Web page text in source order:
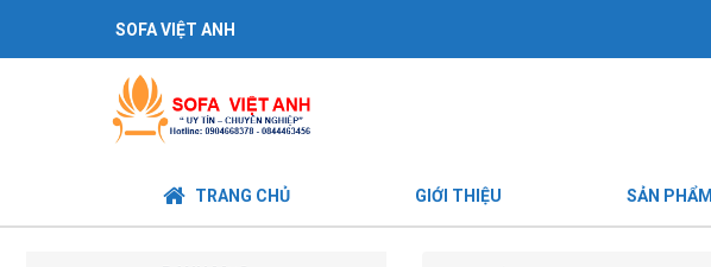
SOFA VIỆT ANH
TRANG CHỦ GIỚI THIỆU SẢN PHẨM